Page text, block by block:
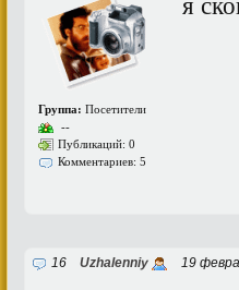
Группа: Посетители
--
Публикаций: 0
Комментариев: 5
16 Uzhalenniy 19